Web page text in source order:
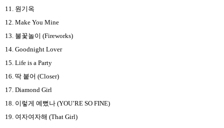
11. 원기옥
12. Make You Mine
13. 불꽃놀이 (Fireworks)
14. Goodnight Lover
15. Life is a Party
16. 딱 붙어 (Closer)
17. Diamond Girl
18. 이렇게 예뻤나 (YOU’RE SO FINE)
19. 여자여자해 (That Girl)